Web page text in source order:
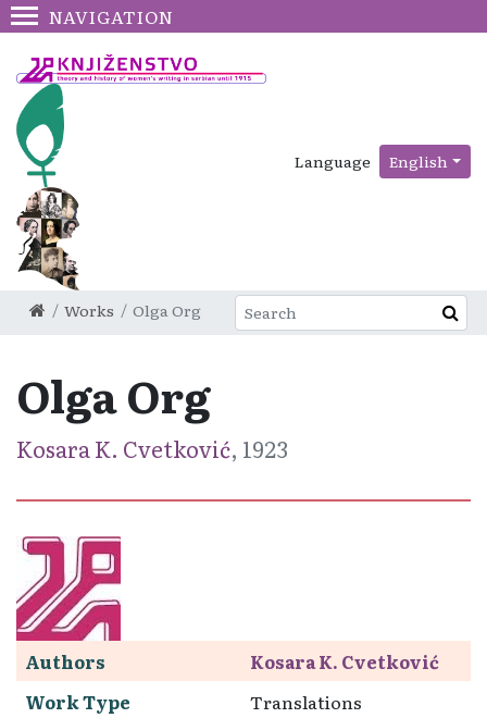
NAVIGATION
Language English
Works Olga Org
Olga Org
Kosara K. Cvetković, 1923
Authors
Kosara K. Cvetković
Work Type
Translations